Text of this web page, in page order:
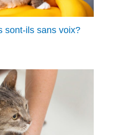
sont-ils sans voix?